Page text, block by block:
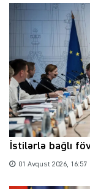
İstilərlə bağlı
01 Avqust 2026, 16:57